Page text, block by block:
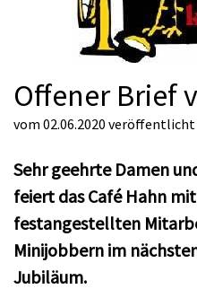
Offener Brief
vom 02.06.2020 veröffentlicht
Sehr geehrte Damen
feiert das Café Hahn
festangestellten
Minijobbern im
Jubiläum.